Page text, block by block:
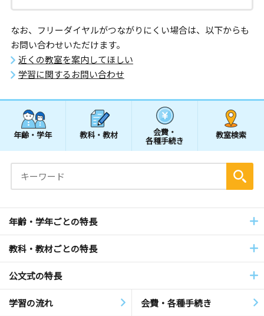
なお、フリーダイヤルがつながりにくい場合は、以下からも
お問い合わせいただけます。
近くの教室を案内してほしい
学習に関するお問い合わせ
年齢・学年 教科・教材 会費・
各種手続き
教室検索
年齢・学年ごとの特長
教科・教材ごとの特長
公文式の特長
学習の流れ 会費・各種手続き